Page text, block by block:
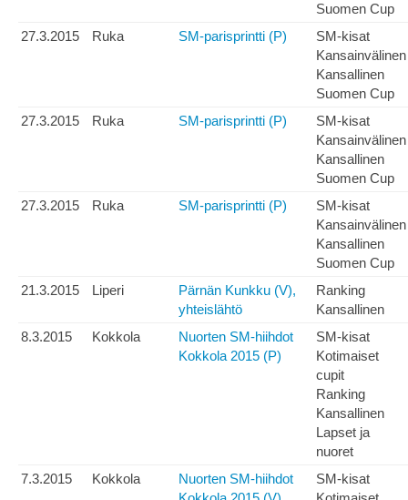
Suomen Cup
27.3.2015
Ruka SM-parisprintti (P)
SM-kisat
Kansainvälinen
Kansallinen
Suomen Cup
27.3.2015
Ruka SM-parisprintti (P)
SM-kisat
Kansainvälinen
Kansallinen
Suomen Cup
27.3.2015
Ruka SM-parisprintti (P)
SM-kisat
Kansainvälinen
Kansallinen
Suomen Cup
21.3.2015
Liperi
Pärnän Kunkku (V),
yhteislähtö
Ranking
Kansallinen
8.3.2015
Kokkola
Nuorten SM-hiihdot
Kokkola 2015 (P)
SM-kisat
Kotimaiset
cupit
Ranking
Kansallinen
Lapset ja
nuoret
7.3.2015
Kokkola
Nuorten SM-hiihdot
SM-kisat